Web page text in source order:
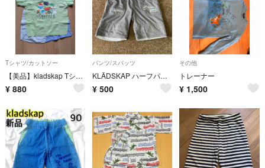
Tシャツ/カットソー
【美品】kladskap Tシャツ 120cm
¥ 880
パンツ/スパッツ
KLÄDSKAP ハーフパンツ 110cm 重機 車デザイン
¥ 500
その他
トレーナー
¥ 1,500